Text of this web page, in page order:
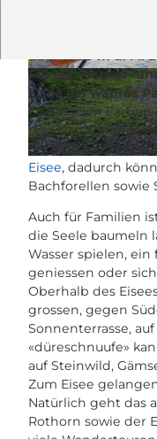
© Bergbahnen Sörenberg AG/
© Maurin Bissig, Bergbahnen
CC-
Der Eisee ist ein
über 1900 m ü. M.
Für alle Fischer-
Eisee ein wahres
Der in allen Farben
und
Fischbesatz
Eisee, dadurch
Bachforellen sowie
Auch für Familien
die Seele baumeln
Wasser spielen,
geniessen oder
Oberhalb des
grossen, gegen
Sonnenterrasse,
«düreschnuufe»
auf Steinwild,
Zum Eisee
Natürlich geht das
Rothorn sowie der